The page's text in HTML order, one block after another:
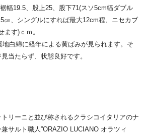
幅19.5、股上25、股下71(スソ5cm幅ダブル
㎝、シングルにすれば最大12cm程、ニセカブ
ます)ｃｍ。
地白綿に経年による黄ばみが見られます。そ
当たらず、状態良好です。
リーニと並び称されるクラシコイタリアのナ
サルト職人”ORAZIO LUCIANO オラツィ